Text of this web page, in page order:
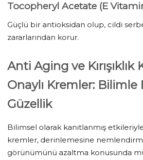
Tocopheryl Acetate (E
Güçlü bir antioksidan olup, cildi
zararlarından korur.
Anti Aging ve Kırışıklık
Onaylı Kremler: Bilimle
Güzellik
Bilimsel olarak kanıtlanmış
kremler, derinlemesine nemlendirme
görünümünü azaltma konusunda